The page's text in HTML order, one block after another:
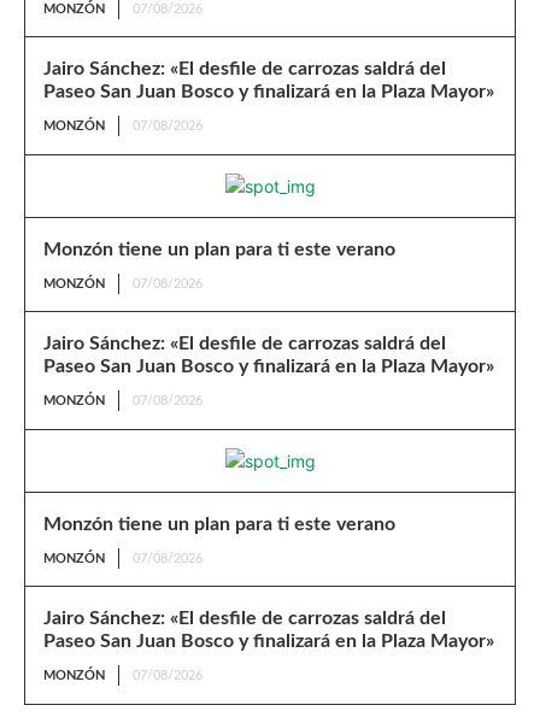
MONZÓN 07/08/2026
Jairo Sánchez: «El desfile de carrozas saldrá del
Paseo San Juan Bosco y finalizará en la Plaza Mayor»
MONZÓN 07/08/2026
Monzón tiene un plan para ti este verano
MONZÓN 07/08/2026
Jairo Sánchez: «El desfile de carrozas saldrá del
Paseo San Juan Bosco y finalizará en la Plaza Mayor»
MONZÓN 07/08/2026
Monzón tiene un plan para ti este verano
MONZÓN 07/08/2026
Jairo Sánchez: «El desfile de carrozas saldrá del
Paseo San Juan Bosco y finalizará en la Plaza Mayor»
MONZÓN 07/08/2026